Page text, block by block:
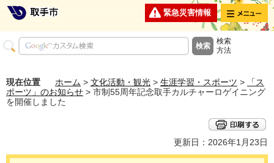
緊急災害情報 メニュー
検索
方法
現在位置 ホーム > 文化活動・観光 > 生涯学習・スポーツ >
「ス
ポーツ」のお知らせ > 市制55周年記念取手カルチャーロゲイニング
を開催しました
更新日：2026年1月23日